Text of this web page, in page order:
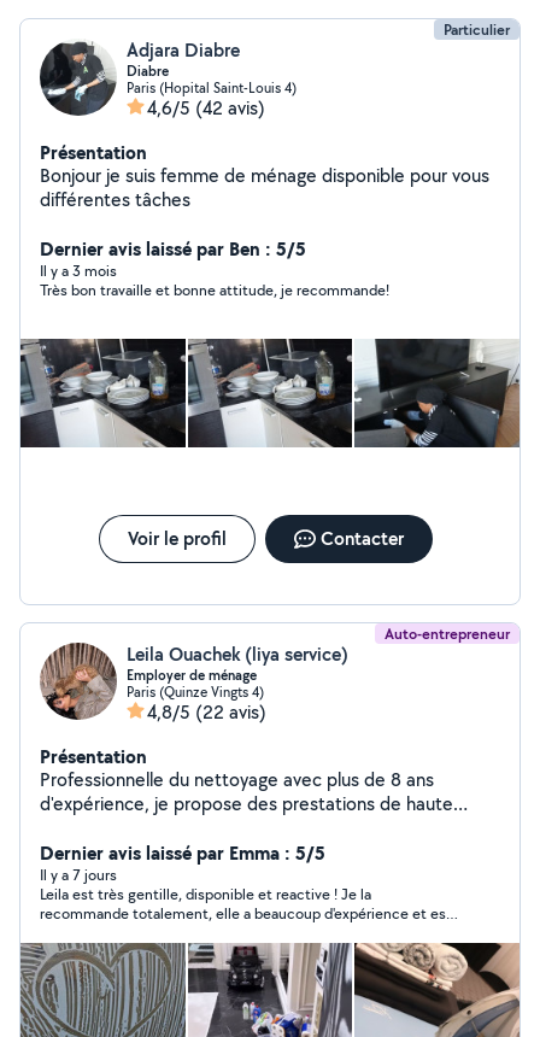
Particulier
Adjara Diabre
Diabre
Paris (Hopital Saint-Louis 4)
4,6/5 (42 avis)
Présentation
Bonjour je suis femme de ménage disponible pour vous
différentes tâches
Dernier avis laissé par Ben : 5/5
Il y a 3 mois
Très bon travaille et bonne attitude, je recommande!
Voir le profil Contacter
Auto-entrepreneur
Leila Ouachek (liya service)
Employer de ménage
Paris (Quinze Vingts 4)
4,8/5 (22 avis)
Présentation
Professionnelle du nettoyage avec plus de 8 ans
d'expérience, je propose des prestations de haute
Sérieuse, ponctuelle et très organisée, je veille à offrir
un service impeccable avec une grande attention aux
détails. Je suis spécialisée dans : * Ménage à domicile *
Nettoyage Airbnb / location courte durée * Nettoyage
après travaux * Nettoyage professionnel (bureaux,
locaux) Fiable et discrète, je m'engage à garantir la
satisfaction de mes clients à chaque intervention.
Dernier avis laissé par Emma : 5/5
Il y a 7 jours
Leila est très gentille, disponible et reactive ! Je la
recommande totalement, elle a beaucoup d'expérience et est